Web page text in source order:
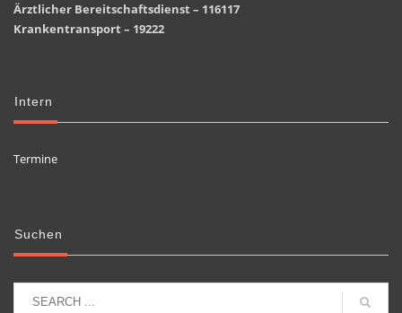
Ärztlicher Bereitschaftsdienst – 116117
Krankentransport – 19222
Intern
Termine
Suchen